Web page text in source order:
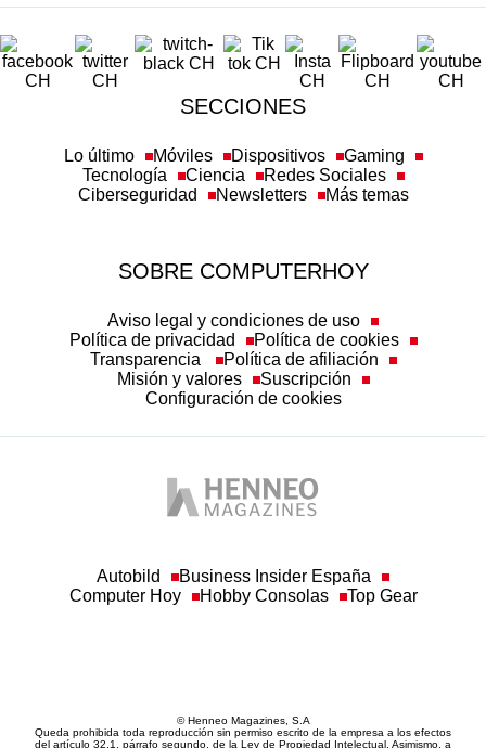
SECCIONES
Lo último Móviles Dispositivos
Gaming
Tecnología
Ciencia
Redes Sociales
Ciberseguridad
Newsletters Más temas
SOBRE COMPUTERHOY
Aviso legal y condiciones de uso
Política de privacidad
Política de cookies
Transparencia
Política de afiliación
Misión y valores
Suscripción
Configuración de cookies
Autobild
Business Insider España
Computer Hoy
Hobby Consolas Top Gear
© Henneo Magazines, S.A
Queda prohibida toda reproducción sin permiso escrito de la empresa a los efectos
del artículo 32.1, párrafo segundo, de la Ley de Propiedad Intelectual. Asimismo, a